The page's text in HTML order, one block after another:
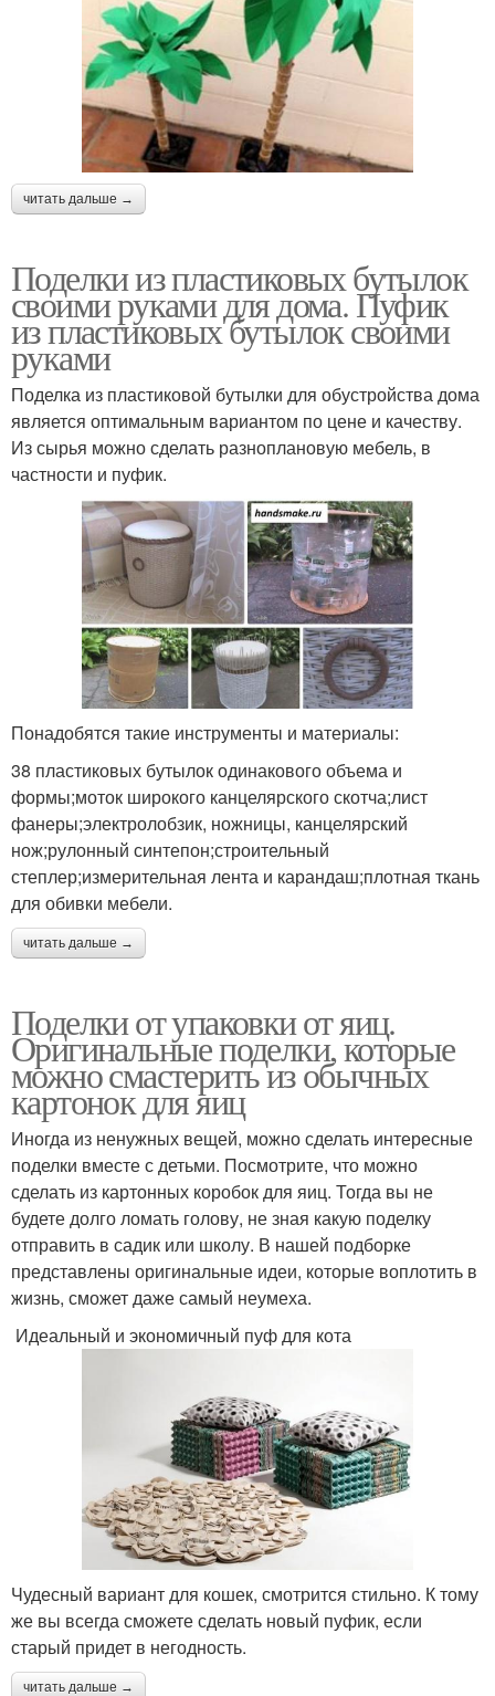
читать дальше →
Поделки из пластиковых бутылок
своими руками для дома. Пуфик
из пластиковых бутылок своими
руками
Поделка из пластиковой бутылки для обустройства дома
является оптимальным вариантом по цене и качеству.
Из сырья можно сделать разноплановую мебель, в
частности и пуфик.
Понадобятся такие инструменты и материалы:
38 пластиковых бутылок одинакового объема и
формы;моток широкого канцелярского скотча;лист
фанеры;электролобзик, ножницы, канцелярский
нож;рулонный синтепон;строительный
степлер;измерительная лента и карандаш;плотная ткань
для обивки мебели.
читать дальше →
Поделки от упаковки от яиц.
Оригинальные поделки, которые
можно смастерить из обычных
картонок для яиц
Иногда из ненужных вещей, можно сделать интересные
поделки вместе с детьми. Посмотрите, что можно
сделать из картонных коробок для яиц. Тогда вы не
будете долго ломать голову, не зная какую поделку
отправить в садик или школу. В нашей подборке
представлены оригинальные идеи, которые воплотить в
жизнь, сможет даже самый неумеха.
Идеальный и экономичный пуф для кота
Чудесный вариант для кошек, смотрится стильно. К тому
же вы всегда сможете сделать новый пуфик, если
старый придет в негодность.
читать дальше →